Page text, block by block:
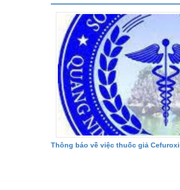
Thông báo về việc thuốc giả